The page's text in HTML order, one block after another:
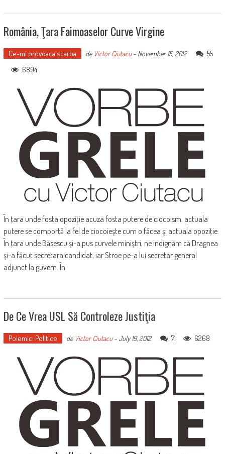
România, Ţara Faimoaselor Curve Virgine
Ce-mi provoaca scarba de Victor Ciutacu- November 15, 2012
55
6894
În ţara unde fosta opoziţie acuza fosta putere de ciocoism, actuala
putere se comportă la fel de ciocoieşte cum o făcea şi actuala opoziţie.
În ţara unde Băsescu şi-a pus curvele miniştri, ne indignăm că Dragnea
şi-a făcut secretara candidat, iar Stroe pe-a lui secretar general
adjunct la guvern. În
De Ce Vrea USL Să Controleze Justiţia
Polemici Politice de Victor Ciutacu-July 19, 2012 71 6268